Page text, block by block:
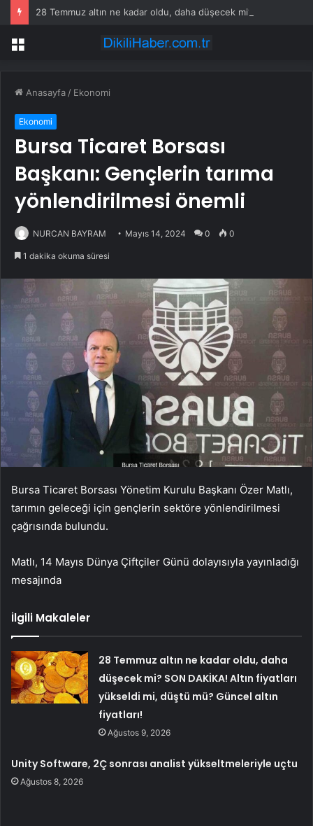
Menü
Anasayfa / Ekonomi
Ekonomi
Bursa Ticaret Borsası
Başkanı: Gençlerin tarıma
yönlendirilmesi önemli
NURCAN BAYRAM Mayıs 14, 2024 0 0
1 dakika okuma süresi
Bursa Ticaret Borsası Yönetim Kurulu Başkanı Özer Matlı,
tarımın geleceği için gençlerin sektöre yönlendirilmesi
çağrısında bulundu.
Matlı, 14 Mayıs Dünya Çiftçiler Günü dolayısıyla yayınladığı
mesajında
İlgili Makaleler
28 Temmuz altın ne kadar oldu, daha
düşecek mi? SON DAKİKA! Altın fiyatları
yükseldi mi, düştü mü? Güncel altın
fiyatları!
Ağustos 9, 2026
Unity Software, 2Ç sonrası analist yükseltmeleriyle uçtu
Ağustos 8, 2026